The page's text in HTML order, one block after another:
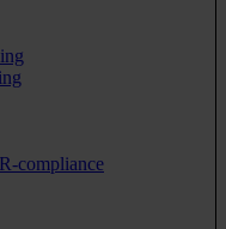
compliance